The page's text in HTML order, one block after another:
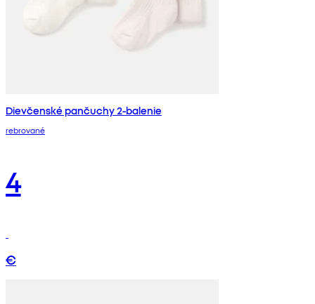
Dievčenské pančuchy 2-balenie
rebrované
4
€